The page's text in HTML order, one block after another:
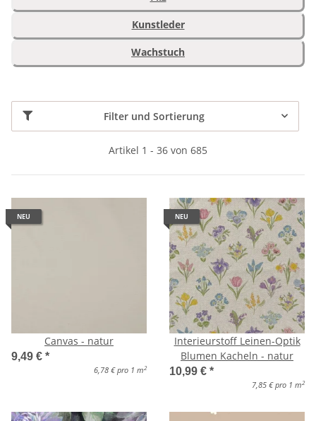
Kunstleder
Wachstuch
Filter und Sortierung
Artikel 1 - 36 von 685
NEU
Canvas - natur
9,49 € *
6,78 € pro 1 m 2
NEU
Interieurstoff Leinen-Optik
Blumen Kacheln - natur
10,99 € *
7,85 € pro 1 m 2